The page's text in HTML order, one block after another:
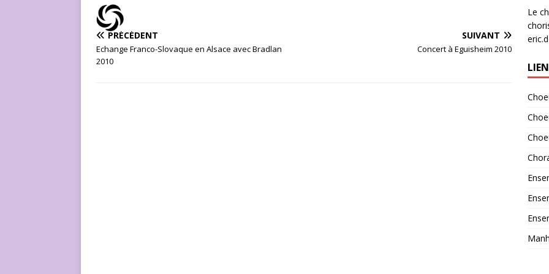
PRÉCÉDENT
Echange Franco-Slovaque en Alsace avec Bradlan
2010
SUIVANT
Concert à Eguisheim 2010
Le